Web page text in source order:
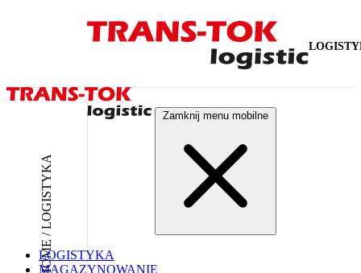
Zamknij menu mobilne
LOGISTYKA
MAGAZYNOWANIE
HOME / LOGISTYKA